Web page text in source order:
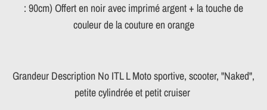
: 90cm) Offert en noir avec imprimé argent + la touche de
couleur de la couture en orange
Grandeur Description No ITL L Moto sportive, scooter, "Naked",
petite cylindrée et petit cruiser